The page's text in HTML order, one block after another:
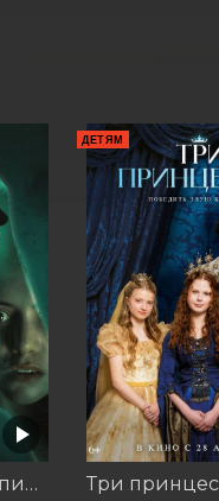
Корни: Сага о вампирах
ДЕТЯМ
Три